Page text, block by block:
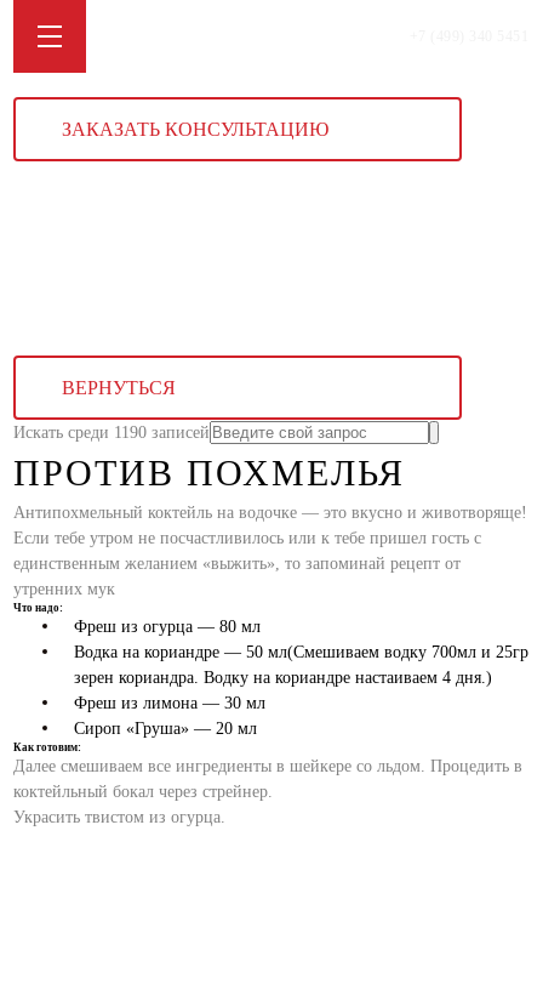
ЗАКАЗАТЬ КОНСУЛЬТАЦИЮ
ВЕРНУТЬСЯ
Искать среди 1190 записей
ПРОТИВ ПОХМЕЛЬЯ
Антипохмельный коктейль на водочке — это вкусно и животворяще!
Если тебе утром не посчастливилось или к тебе пришел гость с
единственным желанием «выжить», то запоминай рецепт от
утренних мук
Что надо:
Фреш из огурца — 80 мл
Водка на кориандре — 50 мл(Смешиваем водку 700мл и 25гр
зерен кориандра. Водку на кориандре настаиваем 4 дня.)
Фреш из лимона — 30 мл
Сироп «Груша» — 20 мл
Как готовим:
Далее смешиваем все ингредиенты в шейкере со льдом. Процедить в
коктейльный бокал через стрейнер.
Украсить твистом из огурца.